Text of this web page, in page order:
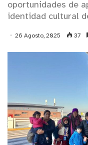
oportunidades de
identidad cultural
26 Agosto, 2025 37